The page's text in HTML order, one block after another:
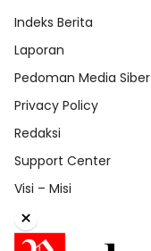
Indeks Berita
Laporan
Pedoman Media Siber
Privacy Policy
Redaksi
Support Center
Visi – Misi
×